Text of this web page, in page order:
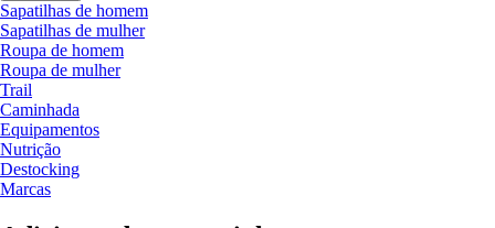
Sapatilhas de homem
Sapatilhas de mulher
Roupa de homem
Roupa de mulher
Trail
Caminhada
Equipamentos
Nutrição
Destocking
Marcas